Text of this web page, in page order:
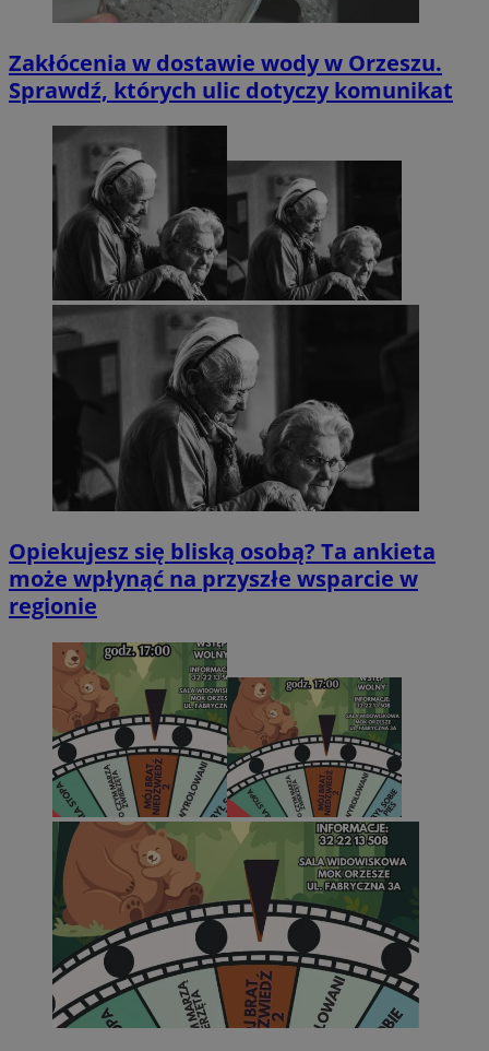
Zakłócenia w dostawie wody w Orzeszu.
Sprawdź, których ulic dotyczy komunikat
Opiekujesz się bliską osobą? Ta ankieta
może wpłynąć na przyszłe wsparcie w
regionie